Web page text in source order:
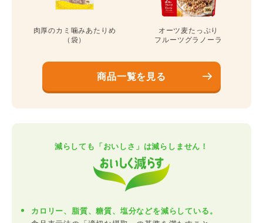
肉厚のカミ噛みあたりめ
（袋）
オーツ麦たっぷり
フルーツグラノーラ
商品一覧を見る
減らしても「おいしさ」は減らしません！
カロリー、脂質、糖質、塩分などを減らしている。